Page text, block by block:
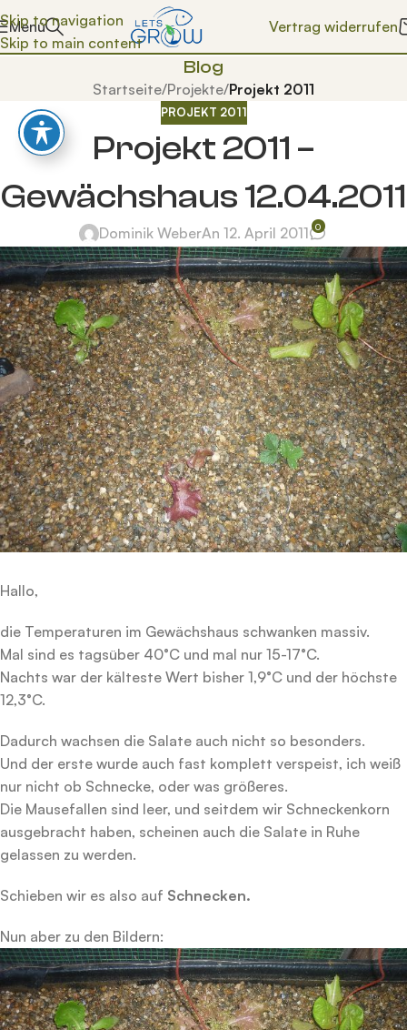
Skip to navigation
Skip to main content
Menü Vertrag widerrufen
Blog
Startseite/Projekte/Projekt 2011
PROJEKT 2011
Projekt 2011 –
Gewächshaus 12.04.2011
Dominik WeberAn 12. April 2011 0
Hallo,
die Temperaturen im Gewächshaus schwanken massiv.
Mal sind es tagsüber 40°C und mal nur 15-17°C.
Nachts war der kälteste Wert bisher 1,9°C und der höchste
12,3°C.
Dadurch wachsen die Salate auch nicht so besonders.
Und der erste wurde auch fast komplett verspeist, ich weiß
nur nicht ob Schnecke, oder was größeres.
Die Mausefallen sind leer, und seitdem wir Schneckenkorn
ausgebracht haben, scheinen auch die Salate in Ruhe
gelassen zu werden.
Schieben wir es also auf Schnecken.
Nun aber zu den Bildern: